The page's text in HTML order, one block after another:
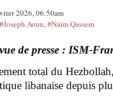
2026, 06:50am
#Joseph Aoun,#Naïm Qassem
de presse : ISM-
total du
libanaise depuis